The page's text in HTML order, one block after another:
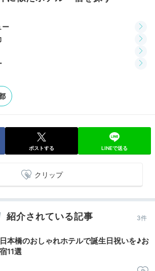
ホテルを出発
満喫して
う。朝のルーフテラスは、夜とは異
。大きな窓から降り注ぐ朝日をたっ
晴れ渡ります。
ー
ポストする LINEで送る
クリップ
紹介されている記事 3件
本橋のおしゃれホテルで誕生日祝いを♪お
11選